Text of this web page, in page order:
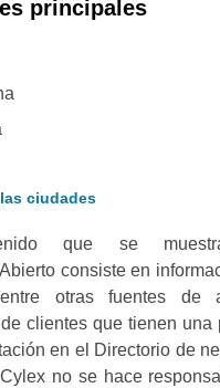
principales
ciudades
que se
consiste en
otras fuentes de
clientes que tienen una
en el Directorio de
no se hace